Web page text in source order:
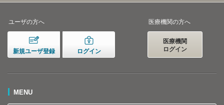
ユーザの方へ
新規ユーザ登録 ログイン
医療機関の方へ
医療機関
ログイン
MENU